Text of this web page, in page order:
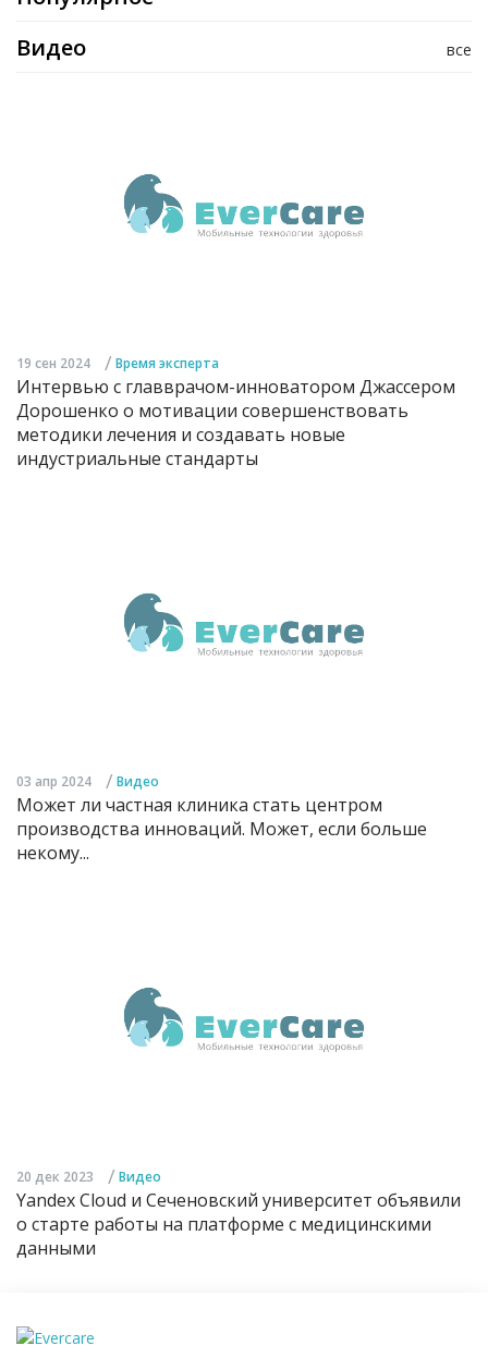
все
Видео
19 сен 2024 / Время эксперта
Интервью с главврачом-инноватором Джассером
Дорошенко о мотивации совершенствовать
методики лечения и создавать новые
индустриальные стандарты
03 апр 2024 / Видео
Может ли частная клиника стать центром
производства инноваций. Может, если больше
некому...
20 дек 2023 / Видео
Yandex Cloud и Сеченовский университет объявили
о старте работы на платформе с медицинскими
данными